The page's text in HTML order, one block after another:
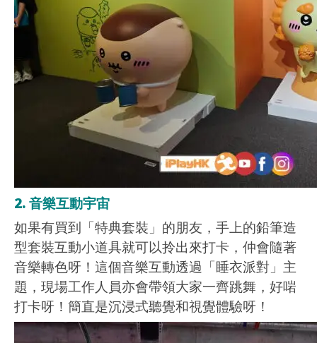
2. 音樂互動宇宙
如果有買到「特典套裝」的朋友，手上的鉛筆造
型套裝互動小道具就可以拎出來打卡，仲會隨著
音樂轉色呀！這個音樂互動透過「睡衣派對」主
題，現場工作人員亦會帶領大家一齊跳舞，好啱
打卡呀！簡直是沉浸式聽覺和視覺體驗呀！